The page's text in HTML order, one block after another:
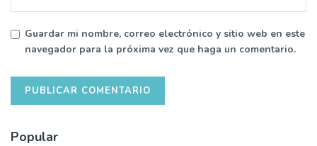
Guardar mi nombre, correo electrónico y sitio web en este
navegador para la próxima vez que haga un comentario.
Popular